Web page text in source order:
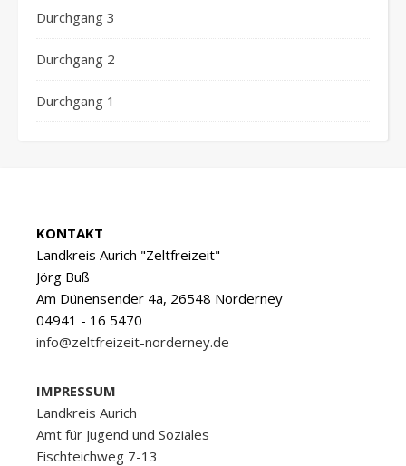
Durchgang 3
Durchgang 2
Durchgang 1
KONTAKT
Landkreis Aurich "Zeltfreizeit"
Jörg Buß
Am Dünensender 4a, 26548 Norderney
04941 - 16 5470
info@zeltfreizeit-norderney.de
IMPRESSUM
Landkreis Aurich
Amt für Jugend und Soziales
Fischteichweg 7-13